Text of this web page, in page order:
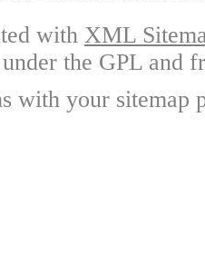
with XML
the GPL and
with your sitemap